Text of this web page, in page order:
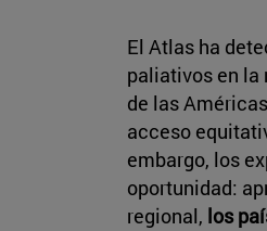
El Atlas ha
paliativos en
de las
acceso
embargo, los
oportunidad:
regional, los